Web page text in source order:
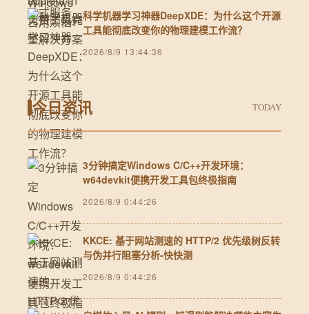
科学机器学习神器DeepXDE：为什么这个开源
工具能彻底改变你的物理建模工作流？
2026/8/9 13:44:36
今日资讯 TODAY
3分钟搞定Windows C/C++开发环境：
w64devkit便携开发工具包终极指南
2026/8/9 0:44:26
KKCE: 基于网站测速的 HTTP/2 优先级树反转
与伪并行阻塞分析-快快测
2026/8/9 0:44:26